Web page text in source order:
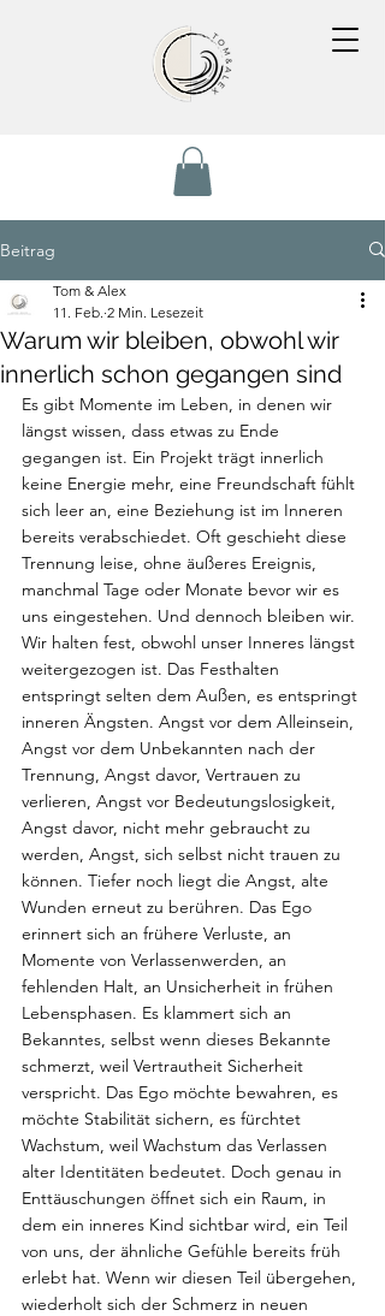
Beitrag
Warum wir bleiben, obwohl wir
innerlich schon gegangen sind
Tom & Alex
11. Feb. 2 Min. Lesezeit
Es gibt Momente im Leben, in denen wir
längst wissen, dass etwas zu Ende
gegangen ist. Ein Projekt trägt innerlich
keine Energie mehr, eine Freundschaft fühlt
sich leer an, eine Beziehung ist im Inneren
bereits verabschiedet. Oft geschieht diese
Trennung leise, ohne äußeres Ereignis,
manchmal Tage oder Monate bevor wir es
uns eingestehen. Und dennoch bleiben wir.
Wir halten fest, obwohl unser Inneres längst
weitergezogen ist. Das Festhalten
entspringt selten dem Außen, es entspringt
inneren Ängsten. Angst vor dem Alleinsein,
Angst vor dem Unbekannten nach der
Trennung, Angst davor, Vertrauen zu
verlieren, Angst vor Bedeutungslosigkeit,
Angst davor, nicht mehr gebraucht zu
werden, Angst, sich selbst nicht trauen zu
können. Tiefer noch liegt die Angst, alte
Wunden erneut zu berühren. Das Ego
erinnert sich an frühere Verluste, an
Momente von Verlassenwerden, an
fehlenden Halt, an Unsicherheit in frühen
Lebensphasen. Es klammert sich an
Bekanntes, selbst wenn dieses Bekannte
schmerzt, weil Vertrautheit Sicherheit
verspricht. Das Ego möchte bewahren, es
möchte Stabilität sichern, es fürchtet
Wachstum, weil Wachstum das Verlassen
alter Identitäten bedeutet. Doch genau in
Enttäuschungen öffnet sich ein Raum, in
dem ein inneres Kind sichtbar wird, ein Teil
von uns, der ähnliche Gefühle bereits früh
erlebt hat. Wenn wir diesen Teil übergehen,
wiederholt sich der Schmerz in neuen